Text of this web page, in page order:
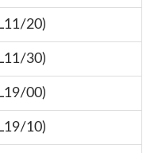
20)
30)
00)
10)